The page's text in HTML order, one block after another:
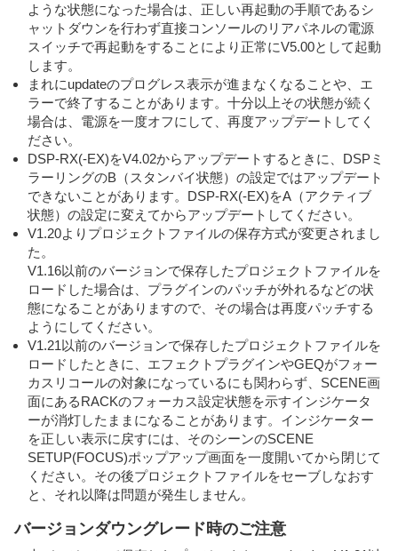
ような状態になった場合は、正しい再起動の手順であるシ
ャットダウンを行わず直接コンソールのリアパネルの電源
スイッチで再起動をすることにより正常にV5.00として起動
します。
まれにupdateのプログレス表示が進まなくなることや、エ
ラーで終了することがあります。十分以上その状態が続く
場合は、電源を一度オフにして、再度アップデートしてく
ださい。
DSP-RX(-EX)をV4.02からアップデートするときに、DSPミ
ラーリングのB（スタンバイ状態）の設定ではアップデート
できないことがあります。DSP-RX(-EX)をA（アクティブ
状態）の設定に変えてからアップデートしてください。
V1.20よりプロジェクトファイルの保存方式が変更されまし
た。
V1.16以前のバージョンで保存したプロジェクトファイルを
ロードした場合は、プラグインのパッチが外れるなどの状
態になることがありますので、その場合は再度パッチする
ようにしてください。
V1.21以前のバージョンで保存したプロジェクトファイルを
ロードしたときに、エフェクトプラグインやGEQがフォー
カスリコールの対象になっているにも関わらず、SCENE画
面にあるRACKのフォーカス設定状態を示すインジケータ
ーが消灯したままになることがあります。インジケーター
を正しい表示に戻すには、そのシーンのSCENE
SETUP(FOCUS)ポップアップ画面を一度開いてから閉じて
ください。その後プロジェクトファイルをセーブしなおす
と、それ以降は問題が発生しません。
バージョンダウングレード時のご注意